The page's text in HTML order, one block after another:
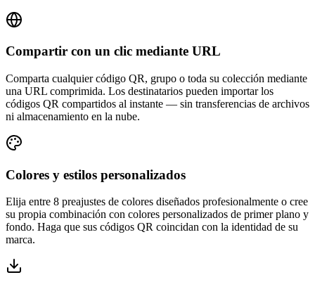
Compartir con un clic mediante URL
Comparta cualquier código QR, grupo o toda su colección mediante
una URL comprimida. Los destinatarios pueden importar los
códigos QR compartidos al instante — sin transferencias de archivos
ni almacenamiento en la nube.
Colores y estilos personalizados
Elija entre 8 preajustes de colores diseñados profesionalmente o cree
su propia combinación con colores personalizados de primer plano y
fondo. Haga que sus códigos QR coincidan con la identidad de su
marca.